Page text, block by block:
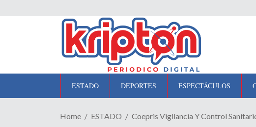
ESTADO DEPORTES ESPECTÁCULOS
Home ESTADO Coepris Vigilancia Y Control